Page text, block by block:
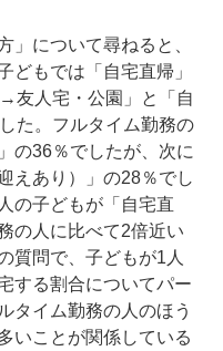
」について尋ねると、
どもでは「自宅直帰」
友人宅・公園」と「自
た。フルタイム勤務の
の36％でしたが、次に
えあり）」の28％でし
の子どもが「自宅直
の人に比べて2倍近い
質問で、子どもが1人
する割合についてパー
タイム勤務の人のほう
いことが関係している